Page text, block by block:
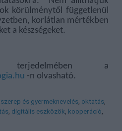
körülménytől függetlenül
korlátlan mértékben
a készségeket.
a
-n olvasható.
és gyermeknevelés, oktatás,
, digitális eszközök, kooperáció,